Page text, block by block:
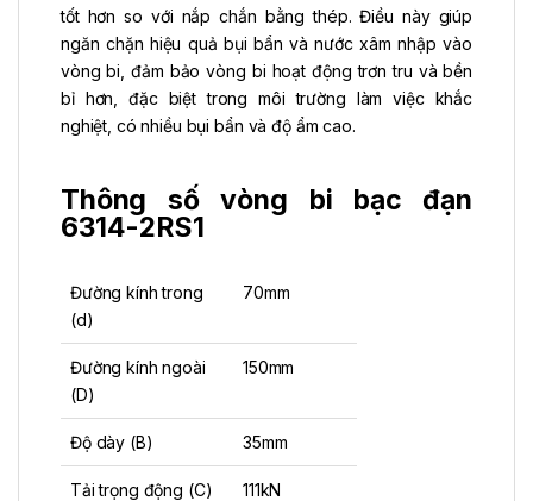
tốt hơn so với nắp chắn bằng thép. Điều này giúp
ngăn chặn hiệu quả bụi bẩn và nước xâm nhập vào
vòng bi, đảm bảo vòng bi hoạt động trơn tru và bền
bỉ hơn, đặc biệt trong môi trường làm việc khắc
nghiệt, có nhiều bụi bẩn và độ ẩm cao.
Thông số vòng bi bạc đạn
6314-2RS1
Đường kính trong
(d)
70mm
Đường kính ngoài
(D)
150mm
Độ dày (B) 35mm
Tải trọng động (C) 111kN